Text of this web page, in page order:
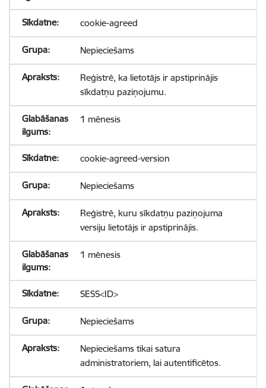
cookie-agreed
Nepieciešams
Reģistrē, ka lietotājs ir apstiprinājis
sīkdatņu paziņojumu.
1 mēnesis
cookie-agreed-version
Nepieciešams
Reģistrē, kuru sīkdatņu paziņojuma
versiju lietotājs ir apstiprinājis.
1 mēnesis
SESS<ID>
Nepieciešams
Nepieciešams tikai satura
administratoriem, lai autentificētos.